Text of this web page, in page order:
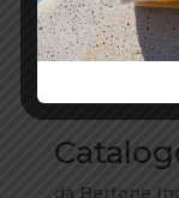
da Bertone